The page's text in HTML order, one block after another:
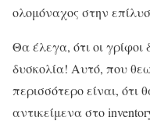
ολομόναχος στην
Θα έλεγα, ότι οι γρίφοι
δυσκολία! Αυτό, που
περισσότερο είναι, ότι
αντικείμενα στο